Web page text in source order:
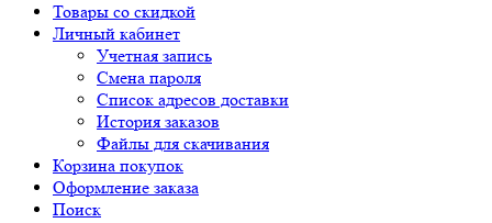
Товары со скидкой
Личный кабинет
Учетная запись
Смена пароля
Список адресов доставки
История заказов
Файлы для скачивания
Корзина покупок
Оформление заказа
Поиск